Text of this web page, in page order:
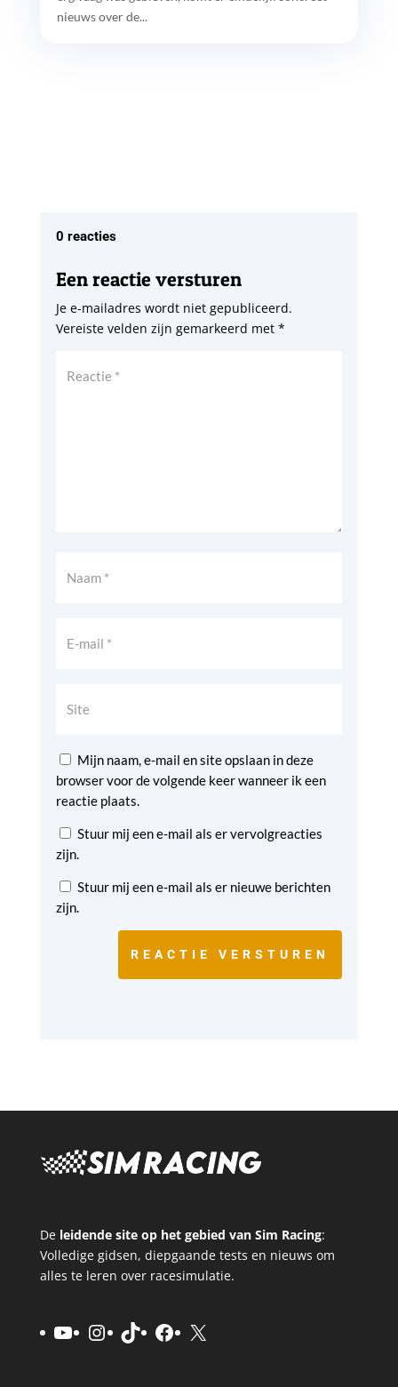
nieuws over de...
0 reacties
Een reactie versturen
Je e-mailadres wordt niet gepubliceerd.
Vereiste velden zijn gemarkeerd met *
Mijn naam, e-mail en site opslaan in deze
browser voor de volgende keer wanneer ik een
reactie plaats.
Stuur mij een e-mail als er vervolgreacties
zijn.
Stuur mij een e-mail als er nieuwe berichten
zijn.
REACTIE VERSTUREN
De leidende site op het gebied van Sim Racing:
Volledige gidsen, diepgaande tests en nieuws om
alles te leren over racesimulatie.
YouTube
Instagram
TikTokFacebook
X